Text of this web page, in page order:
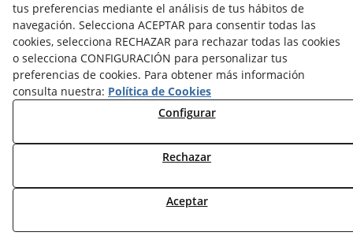
POLÍTICA DE COOKIES
© 08/2026 COORDINADORA AVICOLA, S.A. - Todos los
derechos reservados.
tus preferencias mediante el análisis de tus hábitos de
navegación. Selecciona ACEPTAR para consentir todas las
cookies, selecciona RECHAZAR para rechazar todas las cookies
o selecciona CONFIGURACIÓN para personalizar tus
preferencias de cookies. Para obtener más información
consulta nuestra: Política de Cookies
Configurar
Rechazar
Aceptar